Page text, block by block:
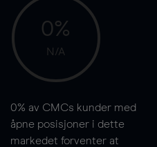
0%
N/A
0% av CMCs kunder med
åpne posisjoner i dette
markedet forventer at